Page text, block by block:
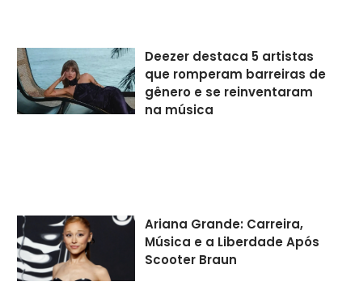
Deezer destaca 5 artistas
que romperam barreiras de
gênero e se reinventaram
na música
Ariana Grande: Carreira,
Música e a Liberdade Após
Scooter Braun